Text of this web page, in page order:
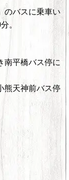
のバスに乗車い
。
南平橋バス停に
熊天神前バス停